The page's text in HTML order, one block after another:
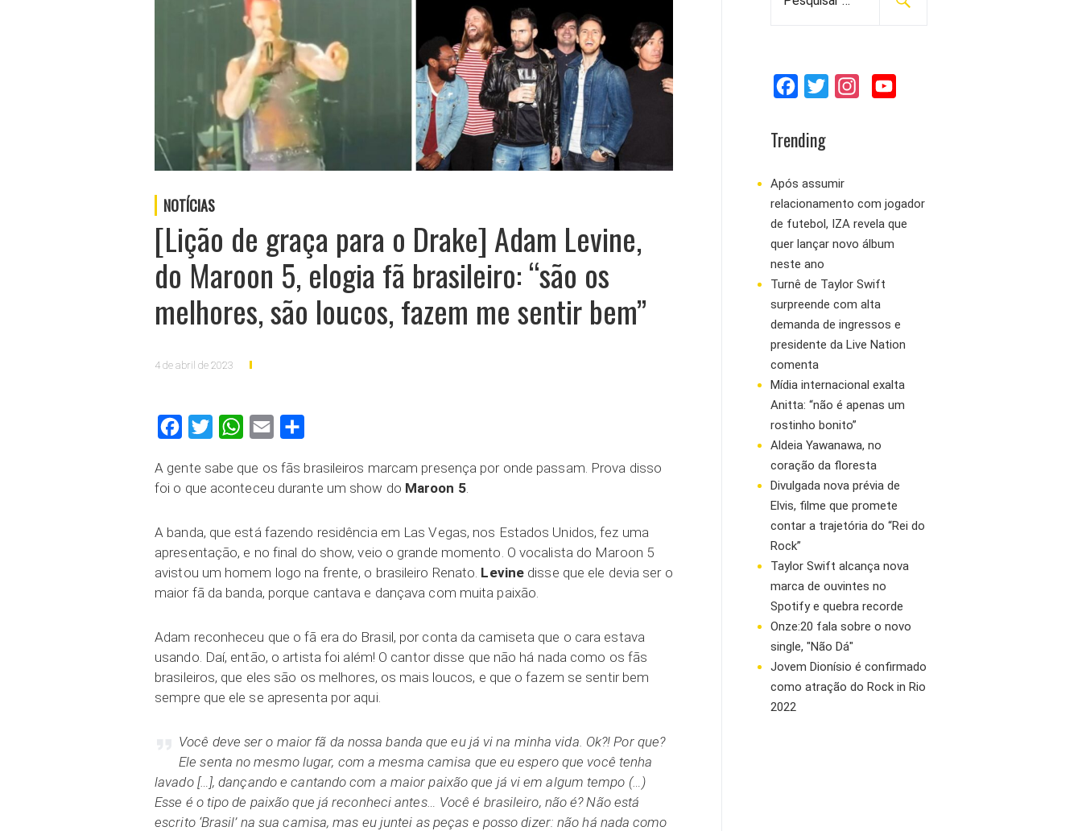
NOTÍCIAS
[Lição de graça para o Drake] Adam Levine,
do Maroon 5, elogia fã brasileiro: “são os
melhores, são loucos, fazem me sentir bem”
4 de abril de 2023
FacebookTwitter WhatsAppEmail
A gente sabe que os fãs brasileiros marcam presença por onde passam. Prova disso
foi o que aconteceu durante um show do Maroon 5.
A banda, que está fazendo residência em Las Vegas, nos Estados Unidos, fez uma
apresentação, e no final do show, veio o grande momento. O vocalista do Maroon 5
avistou um homem logo na frente, o brasileiro Renato. Levine disse que ele devia ser o
maior fã da banda, porque cantava e dançava com muita paixão.
Adam reconheceu que o fã era do Brasil, por conta da camiseta que o cara estava
usando. Daí, então, o artista foi além! O cantor disse que não há nada como os fãs
brasileiros, que eles são os melhores, os mais loucos, e que o fazem se sentir bem
sempre que ele se apresenta por aqui.
Você deve ser o maior fã da nossa banda que eu já vi na minha vida. Ok?! Por que?
Ele senta no mesmo lugar, com a mesma camisa que eu espero que você tenha
lavado […], dançando e cantando com a maior paixão que já vi em algum tempo (…)
Esse é o tipo de paixão que já reconheci antes… Você é brasileiro, não é? Não está
escrito ‘Brasil’ na sua camisa, mas eu juntei as peças e posso dizer: não há nada como
r
o
r
:
c
b
o
o
t
e
r
g
r
m
b
e
Trending
Após assumir
relacionamento com jogador
de futebol, IZA revela que
quer lançar novo álbum
neste ano
Turnê de Taylor Swift
surpreende com alta
demanda de ingressos e
presidente da Live Nation
comenta
Mídia internacional exalta
Anitta: “não é apenas um
rostinho bonito”
Aldeia Yawanawa, no
coração da floresta
Divulgada nova prévia de
Elvis, filme que promete
contar a trajetória do “Rei do
Rock”
Taylor Swift alcança nova
marca de ouvintes no
Spotify e quebra recorde
Onze:20 fala sobre o novo
single, "Não Dá"
Jovem Dionísio é confirmado
como atração do Rock in Rio
2022